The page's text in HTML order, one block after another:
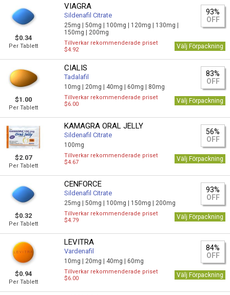
$0.34
Per Tablett
VIAGRA
Sildenafil Citrate
25mg |50mg | 100mg | 120mg | 130mg |
150mg | 200mg
93%
OFF
Tillverkar rekommenderade priset
$4.92
Välj Förpackning
$1.00
Per Tablett
CIALIS
Tadalafil
10mg | 20mg | 40mg | 60mg | 80mg
83%
OFF
Tillverkar rekommenderade priset
$6.00
Välj Förpackning
$2.07
Per Tablett
KAMAGRA ORAL JELLY
Sildenafil Citrate
100mg
56%
OFF
Tillverkar rekommenderade priset
$4.67
Välj Förpackning
$0.32
Per Tablett
CENFORCE
Sildenafil Citrate
25mg |50mg | 100mg | 150mg | 200mg
93%
OFF
Tillverkar rekommenderade priset
$4.79
Välj Förpackning
$0.94
Per Tablett
LEVITRA
Vardenafil
10mg | 20mg | 40mg | 60mg
84%
OFF
Tillverkar rekommenderade priset
$6.00
Välj Förpackning